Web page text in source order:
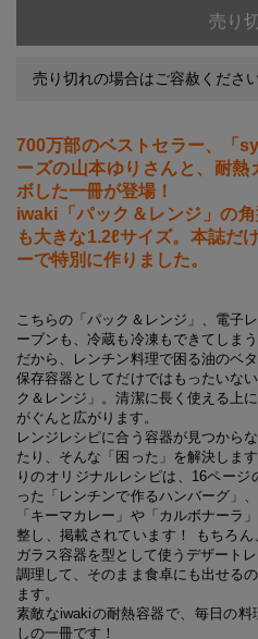
売り
売り切れの場合はご容赦くださ
700万部のベストセラー、「
ーズの山本ゆりさんと、耐熱
ボした一冊が登場！
iwaki 「パック＆レンジ」の
も大きな1.2ℓサイズ。本誌だ
ーで特別に作りました。
こちらの「パック＆レンジ」、電子
ーブンも、冷蔵も冷凍もできてしま
だから、レンチン料理で困る油のベ
保存容器としてだけではもったいな
ク＆レンジ」。清潔に長く使える上
がぐんと広がります。
レンジレシピに合う容器が見つから
たり、そんな「困った」を解決しま
りのオリジナルレシピは、 16ページ
った「レンチンで作るハンバーグ」
「キーマカレー」や「カルボナーラ
整し、掲載されています！ もちろん
ガラス容器を型として使うデザートレ
調理して、そのまま食卓にも出せる
ます。
素敵なiwakiの耐熱容器で、毎日の
しの一冊です！